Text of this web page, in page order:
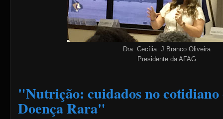
Dra. Cecília J.Branco Oliveira
Presidente da AFAG
"Nutrição: cuidados no cotidiano
Doença Rara"